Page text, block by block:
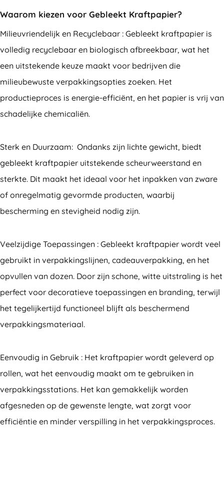
Waarom kiezen voor Gebleekt Kraftpapier?
Milieuvriendelijk en Recyclebaar : Gebleekt kraftpapier is
volledig recyclebaar en biologisch afbreekbaar, wat het
een uitstekende keuze maakt voor bedrijven die
milieubewuste verpakkingsopties zoeken. Het
productieproces is energie-efficiënt, en het papier is vrij van
schadelijke chemicaliën.
Sterk en Duurzaam: Ondanks zijn lichte gewicht, biedt
gebleekt kraftpapier uitstekende scheurweerstand en
sterkte. Dit maakt het ideaal voor het inpakken van zware
of onregelmatig gevormde producten, waarbij
bescherming en stevigheid nodig zijn.
Veelzijdige Toepassingen : Gebleekt kraftpapier wordt veel
gebruikt in verpakkingslijnen, cadeauverpakking, en het
opvullen van dozen. Door zijn schone, witte uitstraling is het
perfect voor decoratieve toepassingen en branding, terwijl
het tegelijkertijd functioneel blijft als beschermend
verpakkingsmateriaal.
Eenvoudig in Gebruik : Het kraftpapier wordt geleverd op
rollen, wat het eenvoudig maakt om te gebruiken in
verpakkingsstations. Het kan gemakkelijk worden
afgesneden op de gewenste lengte, wat zorgt voor
efficiëntie en minder verspilling in het verpakkingsproces.